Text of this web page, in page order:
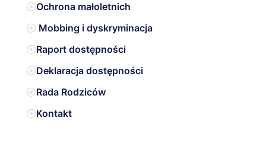
Ochrona małoletnich
Mobbing i dyskryminacja
Raport dostępności
Deklaracja dostępności
Rada Rodziców
Kontakt